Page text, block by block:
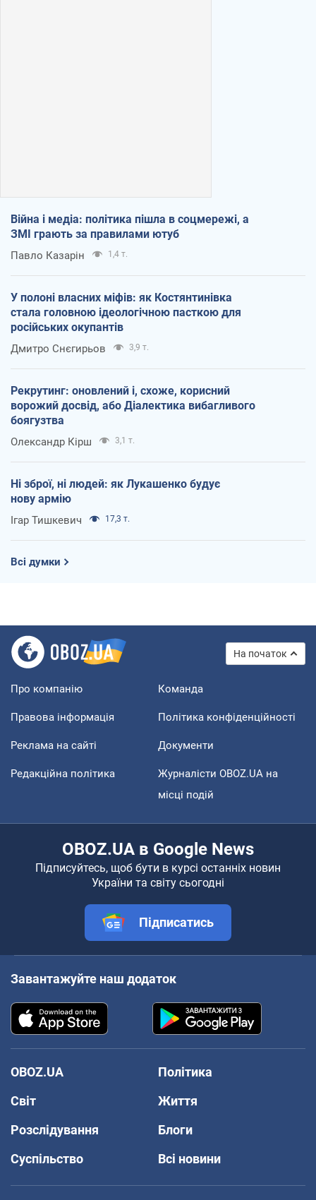
Війна і медіа: політика пішла в соцмережі, а
ЗМІ грають за правилами ютуб
Павло Казарін 1,4 т.
У полоні власних міфів: як Костянтинівка
стала головною ідеологічною пасткою для
російських окупантів
Дмитро Снєгирьов 3,9 т.
Рекрутинг: оновлений і, схоже, корисний
ворожий досвід, або Діалектика вибагливого
боягузтва
Олександр Кірш 3,1 т.
Ні зброї, ні людей: як Лукашенко будує
нову армію
Ігар Тишкевич 17,3 т.
Всі думки
На початок
Про компанію Команда
Правова інформація Політика конфіденційності
Реклама на сайті Документи
Редакційна політика
Журналісти OBOZ.UA на
місці подій
OBOZ.UA в Google News
Підписуйтесь, щоб бути в курсі останніх новин
України та світу сьогодні
Підписатись
Завантажуйте наш додаток
OBOZ.UA
Політика
Світ
Життя
Розслідування
Блоги
Суспільство
Всі новини